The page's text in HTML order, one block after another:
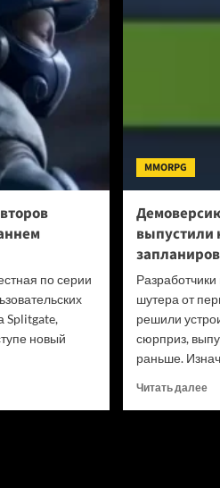
по серии
Splitgate,
новый
MMORPG
выпустили
Разработчики
шутера от
решили
сюрприз,
раньше.
Читать далее